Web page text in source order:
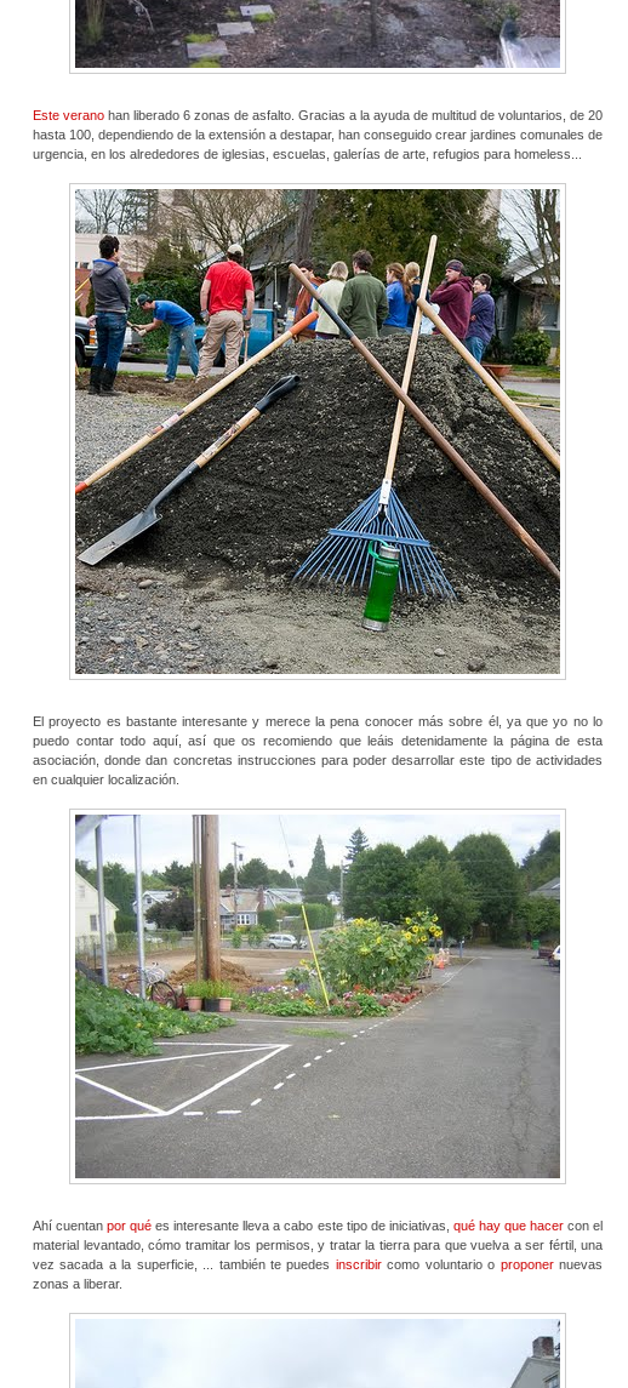
Este verano han liberado 6 zonas de asfalto. Gracias a la ayuda de multitud de voluntarios, de 20
hasta 100, dependiendo de la extensión a destapar, han conseguido crear jardines comunales de
urgencia, en los alrededores de iglesias, escuelas, galerías de arte, refugios para homeless...
El proyecto es bastante interesante y merece la pena conocer más sobre él, ya que yo no lo
puedo contar todo aquí, así que os recomiendo que leáis detenidamente la página de esta
asociación, donde dan concretas instrucciones para poder desarrollar este tipo de actividades
en cualquier localización.
Ahí cuentanpor qué es interesante lleva a cabo este tipo de iniciativas, qué hay que hacercon el
material levantado, cómo tramitar los permisos, y tratar la tierra para que vuelva a ser fértil, una
vez sacada a la superficie, ... también te puedes inscribircomo voluntario o proponernuevas
zonas a liberar.